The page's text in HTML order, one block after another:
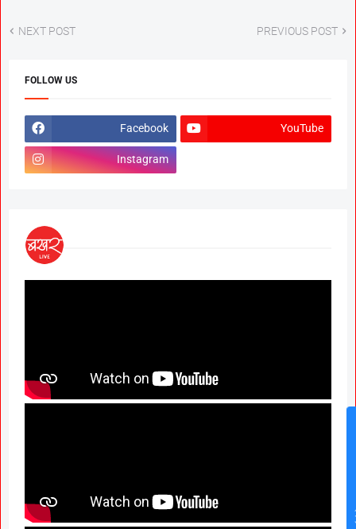
NEXT POST PREVIOUS POST
FOLLOW US
Facebook YouTube
Instagram